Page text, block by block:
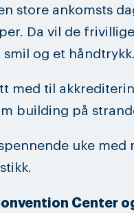
store ankomsts
Da vil de
og et håndtrykk.
med til
building på
uke med
Center